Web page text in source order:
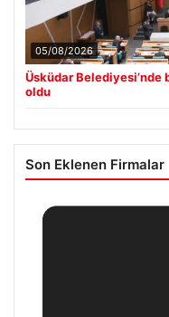
05/08/2026
Üsküdar
oldu
Son Eklenen Firmalar